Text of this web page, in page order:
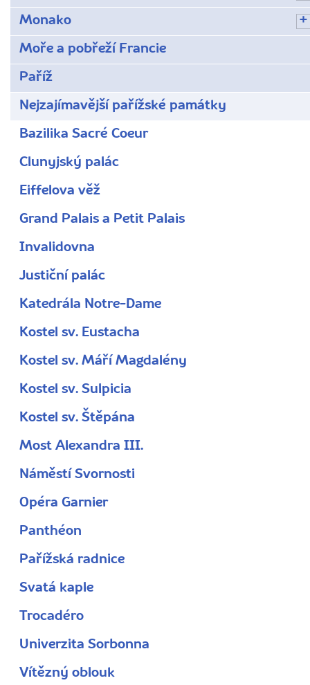
Monako
Moře a pobřeží Francie
Paříž
Nejzajímavější pařížské památky
Bazilika Sacré Coeur
Clunyjský palác
Eiffelova věž
Grand Palais a Petit Palais
Invalidovna
Justiční palác
Katedrála Notre-Dame
Kostel sv. Eustacha
Kostel sv. Máří Magdalény
Kostel sv. Sulpicia
Kostel sv. Štěpána
Most Alexandra III.
Náměstí Svornosti
Opéra Garnier
Panthéon
Pařížská radnice
Svatá kaple
Trocadéro
Univerzita Sorbonna
Vítězný oblouk